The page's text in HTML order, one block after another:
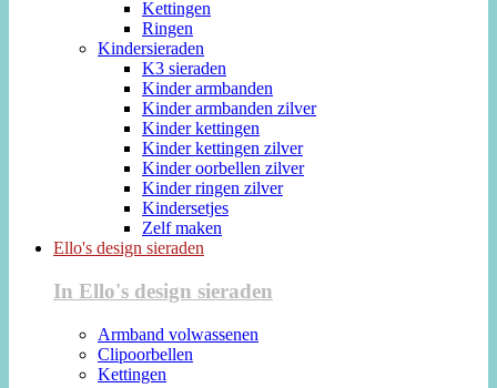
Kettingen
Ringen
Kindersieraden
K3 sieraden
Kinder armbanden
Kinder armbanden zilver
Kinder kettingen
Kinder kettingen zilver
Kinder oorbellen zilver
Kinder ringen zilver
Kindersetjes
Zelf maken
Ello's design sieraden
In Ello's design sieraden
Armband volwassenen
Clipoorbellen
Kettingen